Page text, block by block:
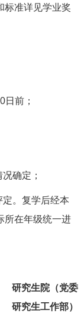
标准详见学业奖
日前；
确定；
。复学后经本
所在年级统一进
研究生院（党委
研究生工作部）